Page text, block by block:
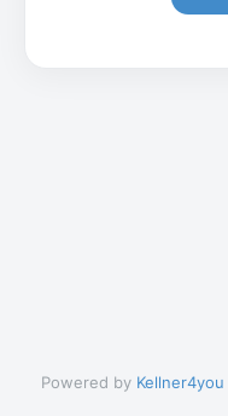
Powered by Kellner4you